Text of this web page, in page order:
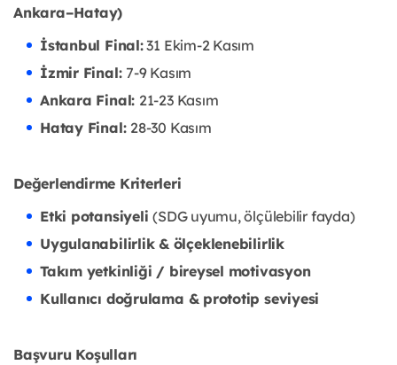
Ankara–Hatay)
İstanbul Final:31 Ekim-2 Kasım
İzmir Final: 7-9 Kasım
Ankara Final: 21-23 Kasım
Hatay Final: 28-30 Kasım
Değerlendirme Kriterleri
Etki potansiyeli(SDG uyumu, ölçülebilir fayda)
Uygulanabilirlik & ölçeklenebilirlik
Takım yetkinliği / bireysel motivasyon
Kullanıcı doğrulama & prototip seviyesi
Başvuru Koşulları